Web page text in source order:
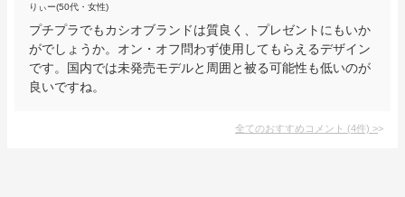
りぃー(50代・女性)
プチプラでもカシオブランドは質良く、プレゼントにもいか
がでしょうか。オン・オフ問わず使用してもらえるデザイン
です。国内では未発売モデルと周囲と被る可能性も低いのが
良いですね。
全てのおすすめコメント (4件) >